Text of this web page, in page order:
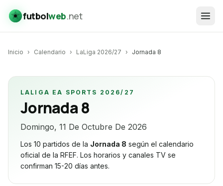
futbolweb.net
Inicio › Calendario › LaLiga 2026/27 › Jornada 8
LALIGA EA SPORTS 2026/27
Jornada8
Domingo, 11 De Octubre De 2026
Los 10 partidos de la Jornada 8 según el calendario
oficial de la RFEF. Los horarios y canales TV se
confirman 15-20 días antes.